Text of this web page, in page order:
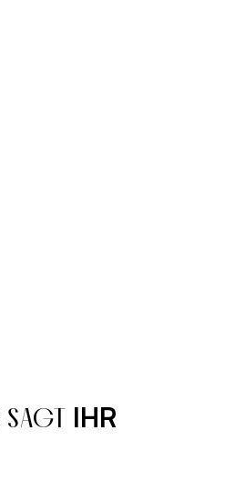
SAGTIHR